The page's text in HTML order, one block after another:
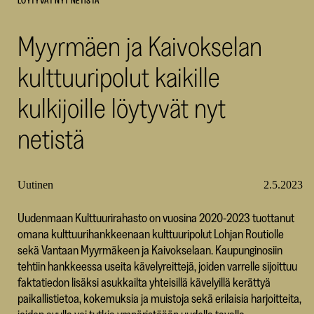
Myyrmäen ja Kaivokselan
kulttuuripolut kaikille
kulkijoille löytyvät nyt
netistä
Uutinen 2.5.2023
Uudenmaan Kulttuurirahasto on vuosina 2020-2023 tuottanut
omana kulttuurihankkeenaan kulttuuripolut Lohjan Routiolle
sekä Vantaan Myyrmäkeen ja Kaivokselaan. Kaupunginosiin
tehtiin hankkeessa useita kävelyreittejä, joiden varrelle sijoittuu
faktatiedon lisäksi asukkailta yhteisillä kävelyillä kerättyä
paikallistietoa, kokemuksia ja muistoja sekä erilaisia harjoitteita,